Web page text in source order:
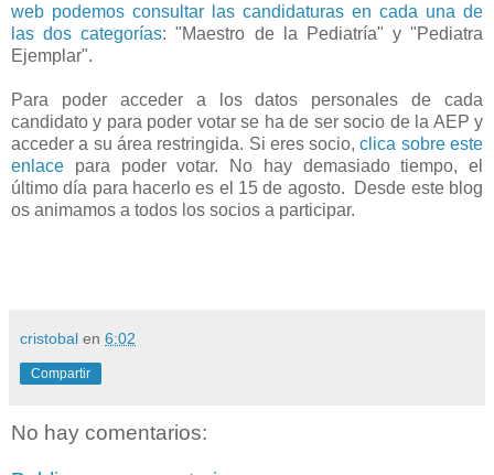
web podemos consultar las candidaturas en cada una de
las dos categorías: "Maestro de la Pediatría" y "Pediatra
Ejemplar".
Para poder acceder a los datos personales de cada
candidato y para poder votar se ha de ser socio de la AEP y
acceder a su área restringida. Si eres socio,clica sobre este
enlace para poder votar. No hay demasiado tiempo, el
último día para hacerlo es el 15 de agosto. Desde este blog
os animamos a todos los socios a participar.
cristobal en 6:02
Compartir
No hay comentarios: